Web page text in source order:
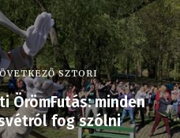
SZTORI
ÖrömFutás: minden
fog szólni